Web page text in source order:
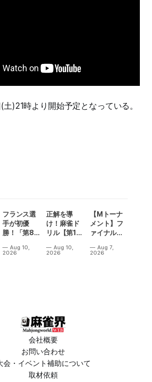
土)21時より開始予定となっている。
フランス選
手が初優
勝！「第8
パ麻雀選手
Aug 10,
2026
正解を導
け！麻雀ド
リル【第15
Aug 10,
2026
【Mトーナ
メント】フ
ァイナル／2
ニバル！東
Aug 7,
2026
会社概要
お問い合わせ
会・イベント補助について
取材依頼